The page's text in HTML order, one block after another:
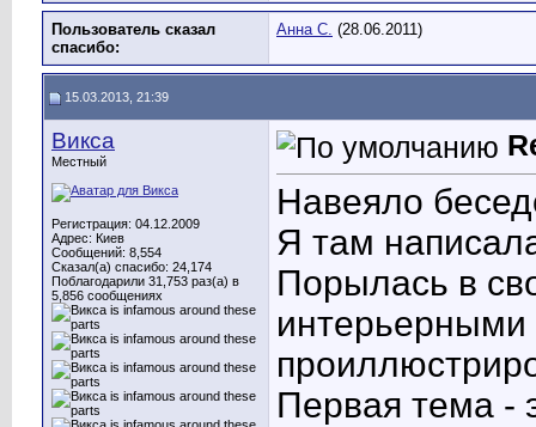
Пользователь сказал
cпасибо:
Анна С. (28.06.2011)
15.03.2013, 21:39
Викса
Местный
Регистрация: 04.12.2009
Адрес: Киев
Сообщений: 8,554
Сказал(а) спасибо: 24,174
Поблагодарили 31,753 раз(а) в
5,856 сообщениях
Навеяло
Я там
Порылась в
Первая тема -